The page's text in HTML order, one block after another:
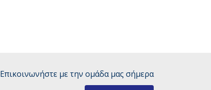
Επικοινωνήστε με την ομάδα μας σήμερα